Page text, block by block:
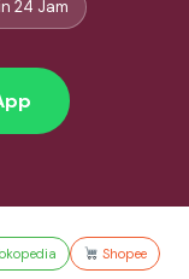
24 Jam
Shopee